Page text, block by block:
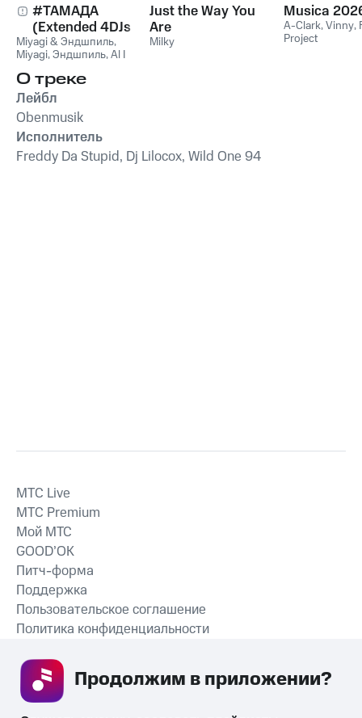
#ТАМАДА
(Extended 4DJs
Pack)
Miyagi & Эндшпиль,
Miyagi,Эндшпиль,Al I
Just the Way You
Are
Milky
Musica
A-Clark,Vinny,
Project
О треке
Лейбл
Obenmusik
Исполнитель
Freddy Da Stupid, Dj Lilocox, Wild One 94
СКАЧАТЬ ПРИЛОЖЕНИЕ
MTС Live
MTС Premium
Мой МТС
GOOD’OK
Питч-форма
Поддержка
Пользовательское соглашение
Политика конфиденциальности